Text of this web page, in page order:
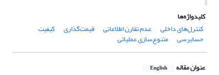
کلیدواژه‌ها
کنترل‌های داخلی
عدم تقارن اطلاعاتی قیمت‌گذاری کیفیت
حسابرسی متنوع‌‌سازی عملیاتی
عنوان مقاله English